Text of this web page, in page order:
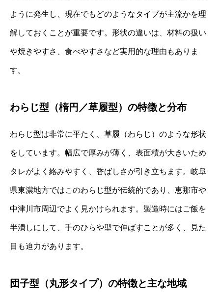
ように発生し、現在でもどのようなタイプが主流かを理
解しておくことが重要です。形状の違いは、材料の扱い
や焼きやすさ、食べやすさなど実用的な理由もありま
す。
わらじ型（楕円／草履型）の特徴と分布
わらじ型は非常に平たく、草履（わらじ）のような形状
をしています。幅広で厚みが薄く、表面積が大きいため
タレがよく絡みやすく、香ばしさが引き立ちます。岐阜
県東濃地方ではこのわらじ型が伝統的であり、恵那市や
中津川市周辺でよく見かけられます。製造時にはご飯を
半潰しにして、手のひらや型で伸ばすことが多く、見た
目も迫力があります。
団子型（丸形タイプ）の特徴と主な地域